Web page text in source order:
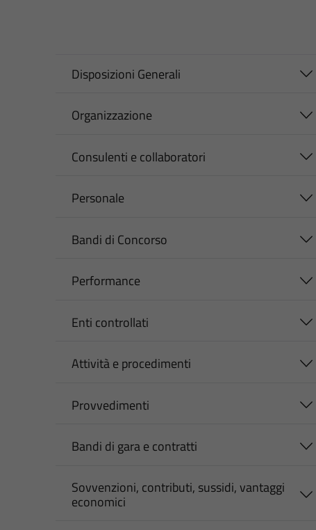
Disposizioni Generali
Organizzazione
Consulenti e collaboratori
Personale
Bandi di Concorso
Performance
Enti controllati
Attività e procedimenti
Provvedimenti
Bandi di gara e contratti
Sovvenzioni, contributi, sussidi, vantaggi
economici